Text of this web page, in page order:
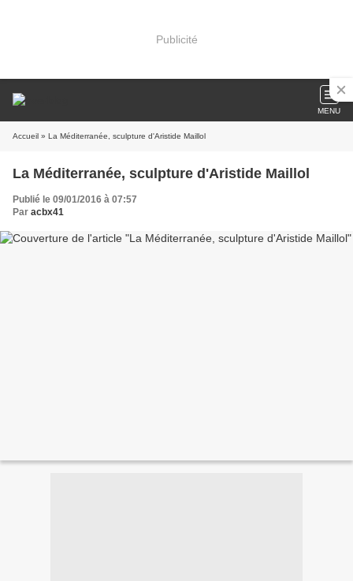
Publicité
MENU
Accueil » La Méditerranée, sculpture d'Aristide Maillol
La Méditerranée, sculpture d'Aristide Maillol
Publié le 09/01/2016 à 07:57
Par acbx41